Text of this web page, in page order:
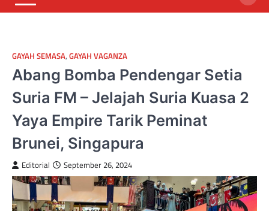
GAYAH SEMASA, GAYAH VAGANZA
Abang Bomba Pendengar Setia
Suria FM – Jelajah Suria Kuasa 2
Yaya Empire Tarik Peminat
Brunei, Singapura
Editorial September 26, 2024